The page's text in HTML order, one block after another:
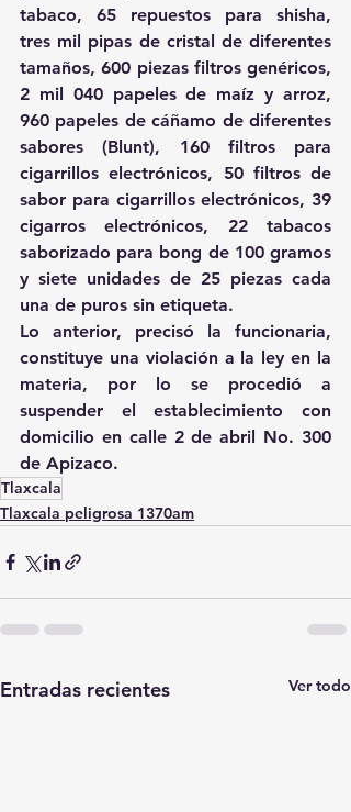
tabaco, 65 repuestos para shisha,
tres mil pipas de cristal de diferentes
tamaños, 600 piezas filtros genéricos,
2 mil 040 papeles de maíz y arroz,
960 papeles de cáñamo de diferentes
sabores (Blunt), 160 filtros para
cigarrillos electrónicos, 50 filtros de
sabor para cigarrillos electrónicos, 39
cigarros electrónicos, 22 tabacos
saborizado para bong de 100 gramos
y siete unidades de 25 piezas cada
una de puros sin etiqueta.
Lo anterior, precisó la funcionaria,
constituye una violación a la ley en la
materia, por lo se procedió a
suspender el establecimiento con
domicilio en calle 2 de abril No. 300
de Apizaco.
Tlaxcala
Tlaxcala peligrosa 1370am
Entradas recientes Ver todo